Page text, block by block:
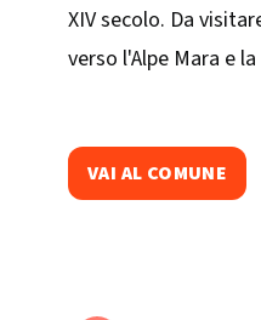
XIV secolo. Da
verso l'Alpe Mara e
VAI AL COMUNE